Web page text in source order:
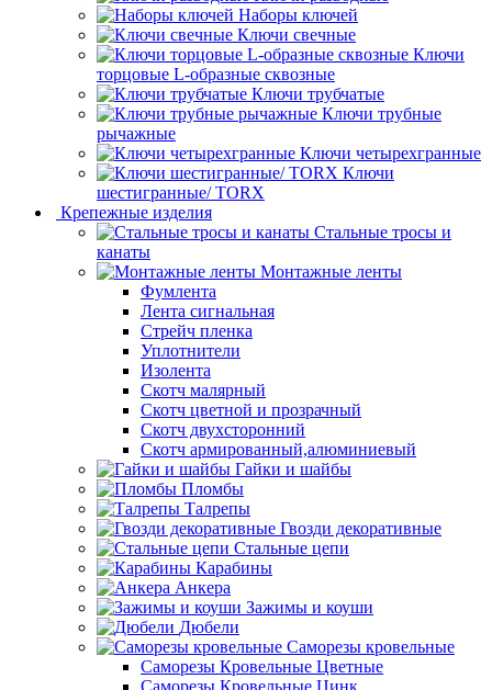
Наборы ключей
Ключи свечные
Ключи
торцовые L-образные сквозные
Ключи трубчатые
Ключи трубные
рычажные
Ключи четырехгранные
Ключи
шестигранные/ TORX
Крепежные изделия
Стальные тросы и
канаты
Монтажные ленты
Фумлента
Лента сигнальная
Стрейч пленка
Уплотнители
Изолента
Скотч малярный
Скотч цветной и прозрачный
Скотч двухсторонний
Скотч армированный,алюминиевый
Гайки и шайбы
Пломбы
Талрепы
Гвозди декоративные
Стальные цепи
Карабины
Анкера
Зажимы и коуши
Дюбели
Саморезы кровельные
Саморезы Кровельные Цветные
Саморезы Кровельные Цинк